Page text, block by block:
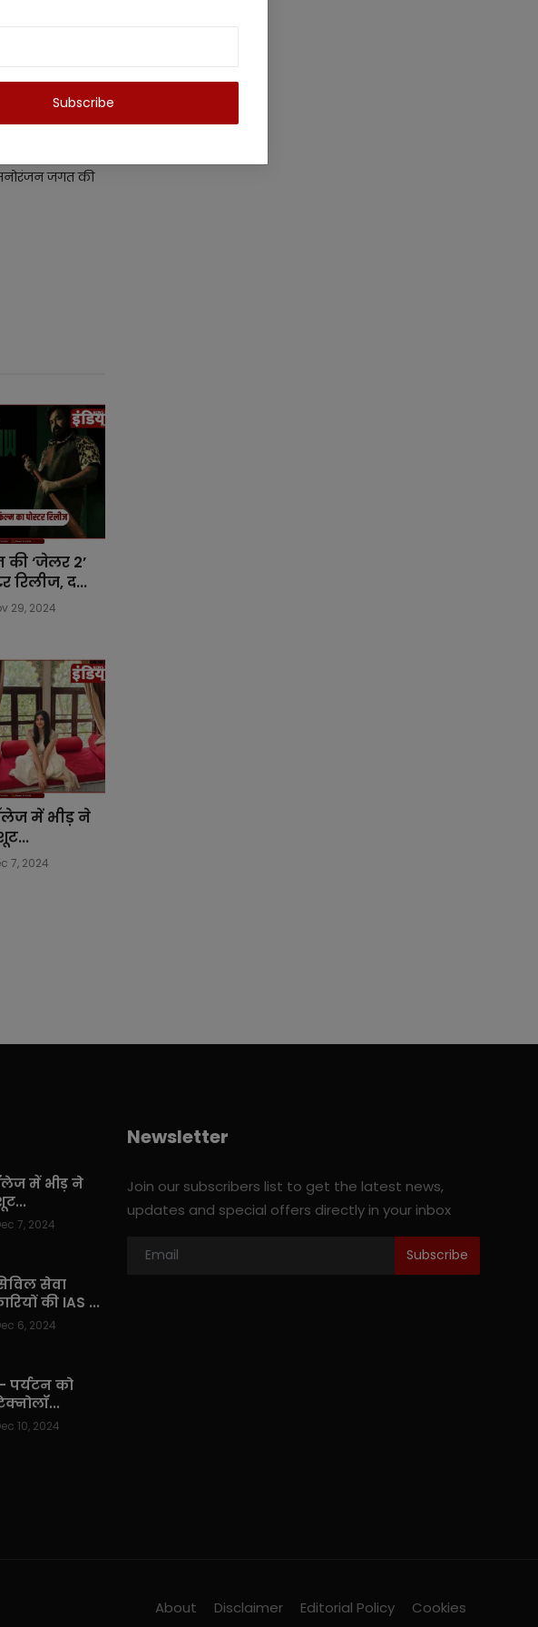
Subscribe
पर लगाए
जगत की
‘जेलर 2’
रिलीज, द...
29, 2024
में भीड़ ने
7, 2024
में भीड़ ने
7, 2024
सेवा
की IAS ...
6, 2024
पर्यटन को
10, 2024
Newsletter
Join our subscribers list to get the latest news,
updates and special offers directly in your inbox
Subscribe
About Disclaimer Editorial Policy Cookies